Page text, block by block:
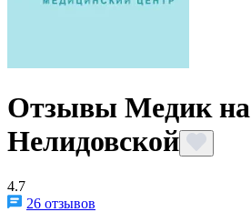
Отзывы Медик на
Нелидовской
4.7
26 отзывов